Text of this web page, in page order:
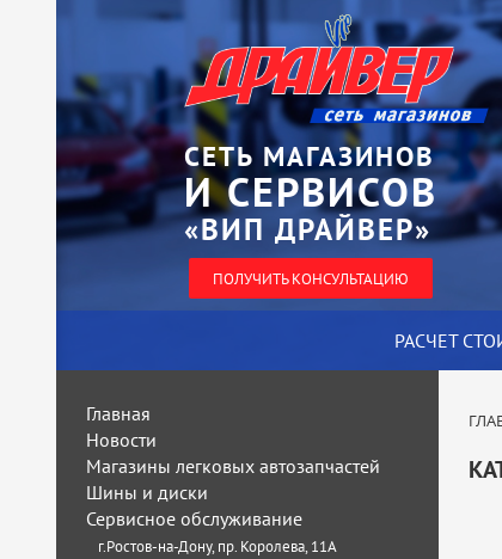
СЕТЬ МАГАЗИНОВ
И СЕРВИСОВ
«ВИП ДРАЙВЕР»
ПОЛУЧИТЬ КОНСУЛЬТАЦИЮ
РАСЧЕТ
Главная
Новости
Магазины легковых автозапчастей
Шины и диски
Сервисное обслуживание
г.Ростов-на-Дону, пр. Королева, 11А